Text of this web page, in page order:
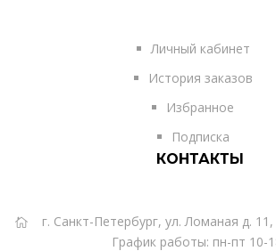
Личный кабинет
История заказов
Избранное
Подписка
КОНТАКТЫ
г. Санкт-Петербург, ул. Ломаная д.
График работы: пн-пт 10-